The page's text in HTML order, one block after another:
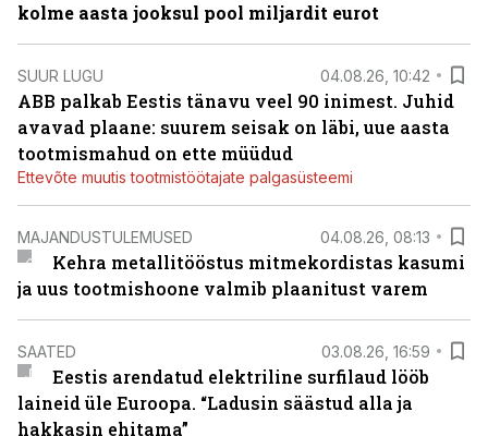
kolme aasta jooksul pool miljardit eurot
SUUR LUGU 04.08.26, 10:42
ABB palkab Eestis tänavu veel 90 inimest. Juhid
avavad plaane: suurem seisak on läbi, uue aasta
tootmismahud on ette müüdud
Ettevõte muutis tootmistöötajate palgasüsteemi
MAJANDUSTULEMUSED 04.08.26, 08:13
Kehra metallitööstus mitmekordistas kasumi
ja uus tootmishoone valmib plaanitust varem
SAATED 03.08.26, 16:59
Eestis arendatud elektriline surfilaud lööb
laineid üle Euroopa. “Ladusin säästud alla ja
hakkasin ehitama”